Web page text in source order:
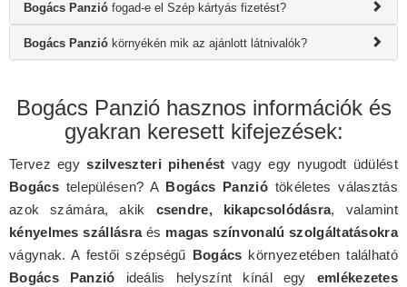
Bogács Panzió fogad-e el Szép kártyás fizetést?
Bogács Panzió környékén mik az ajánlott látnivalók?
Bogács Panzió hasznos információk és
gyakran keresett kifejezések:
Tervez egyszilveszteri pihenést vagy egy nyugodt üdülést
Bogácstelepülésen? A Bogács Panziótökéletes választás
azok számára, akik csendre, kikapcsolódásra, valamint
kényelmes szállásraés magas színvonalú szolgáltatásokra
vágynak. A festői szépségű Bogács környezetében található
Bogács Panzió ideális helyszínt kínál egy emlékezetes